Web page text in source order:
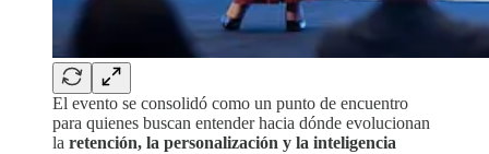
El evento se consolidó como un punto de encuentro
para quienes buscan entender hacia dónde evolucionan
la retención, la personalización y la inteligencia